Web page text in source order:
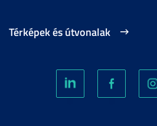
Térképek és útvonalak